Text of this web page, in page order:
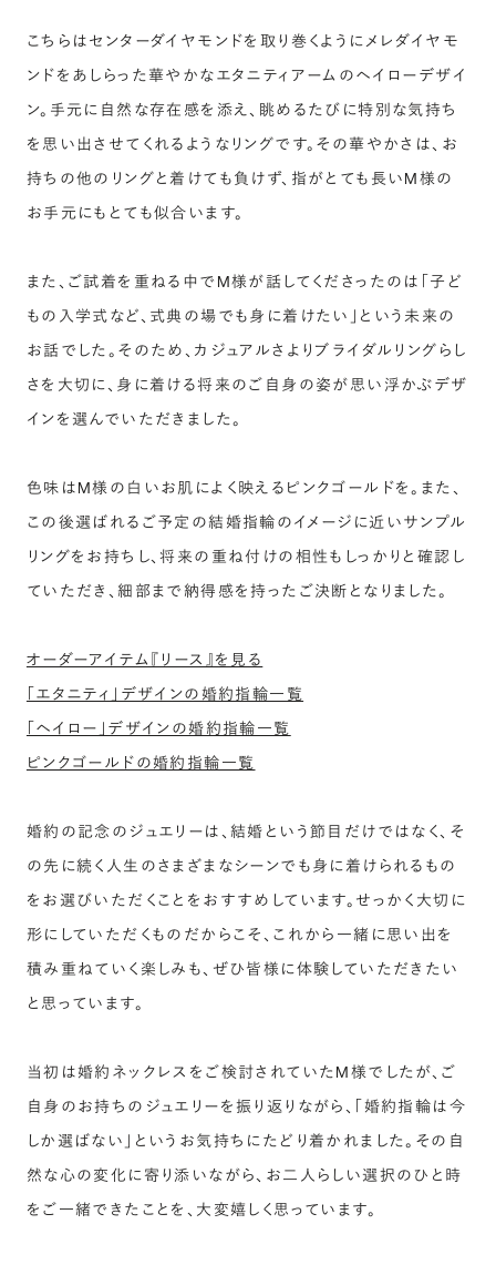
こちらはセンターダイヤモンドを取り巻くようにメレダイヤモ
ンドをあしらった華やかなエタニティアームのヘイローデザイ
ン。手元に自然な存在感を添え、眺めるたびに特別な気持ち
を思い出させてくれるようなリングです。その華やかさは、お
持ちの他のリングと着けても負けず、指がとても長いM様の
お手元にもとても似合います。
また、ご試着を重ねる中でM様が話してくださったのは「子ど
もの入学式など、式典の場でも身に着けたい」という未来の
お話でした。そのため、カジュアルさよりブライダルリングらし
さを大切に、身に着ける将来のご自身の姿が思い浮かぶデザ
インを選んでいただきました。
色味はM様の白いお肌によく映えるピンクゴールドを。また、
この後選ばれるご予定の結婚指輪のイメージに近いサンプル
リングをお持ちし、将来の重ね付けの相性もしっかりと確認し
ていただき、細部まで納得感を持ったご決断となりました。
オーダーアイテム『リース』を見る
「エタニティ」デザインの婚約指輪一覧
「ヘイロー」デザインの婚約指輪一覧
ピンクゴールドの婚約指輪一覧
婚約の記念のジュエリーは、結婚という節目だけではなく、そ
の先に続く人生のさまざまなシーンでも身に着けられるもの
をお選びいただくことをおすすめしています。せっかく大切に
形にしていただくものだからこそ、これから一緒に思い出を
積み重ねていく楽しみも、ぜひ皆様に体験していただきたい
と思っています。
当初は婚約ネックレスをご検討されていたM様でしたが、ご
自身のお持ちのジュエリーを振り返りながら、「婚約指輪は今
しか選ばない」というお気持ちにたどり着かれました。その自
然な心の変化に寄り添いながら、お二人らしい選択のひと時
をご一緒できたことを、大変嬉しく思っています。